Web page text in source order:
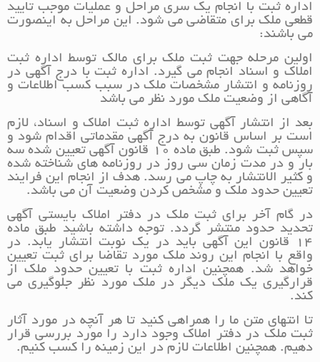
اداره ثبت با انجام یک سری مراحل و عملیات موجب تایید
قطعی ملک برای متقاضی می شود. این مراحل به اینصورت
می باشند:
اولین مرحله جهت ثبت ملک برای مالک توسط اداره ثبت
املاک و اسناد انجام می گیرد. اداره ثبت با درج آگهی در
روزنامه و انتشار مشخصات ملک در سبب کسب اطلاعات و
آگاهی از وضعیت ملک مورد نظر می باشد
بعد از انتشار آگهی توسط اداره ثبت املاک و اسناد، لازم
است بر اساس قانون به درج آگهی مقدماتی اقدام شود و
سپس ثبت شود. طبق ماده 10 قانون آگهی تعیین شده سه
بار و در مدت زمان سی روز در روزنامه های شناخته شده
و کثیر الانتشار به چاپ می رسد. هدف از انجام این فرایند
تعیین حدود ملک و مشخص کردن وضعیت آن می باشد.
در گام آخر برای ثبت ملک در دفتر املاک بایستی آگهی
تحدید حدود منتشر گردد. توجه داشته باشید طبق ماده
14 قانون این آگهی باید در یک نوبت انتشار یابد. در
واقع با انجام این روند ملک مورد تقاضا برای ثبت تعیین
خواهد شد. همچنین اداره ثبت با تعیین حدود ملک از
قرارگیری یک ملک دیگر در ملک مورد نظر جلوگیری می
کند.
تا انتهای متن ما را همراهی کنید تا هر آنچه در مورد آثار
ثبت ملک در دفتر املاک وجود دارد را مورد بررسی قرار
دهیم. همچنین اطلاعات لازم در این زمینه را کسب کنیم.